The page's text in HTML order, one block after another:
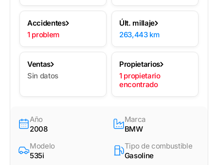
Accidentes
1 problem
Últ. millaje
263,443 km
Ventas
Sin datos
Propietarios
1 propietario
encontrado
Año
2008
Marca
BMW
Modelo
535i
Tipo de combustible
Gasoline